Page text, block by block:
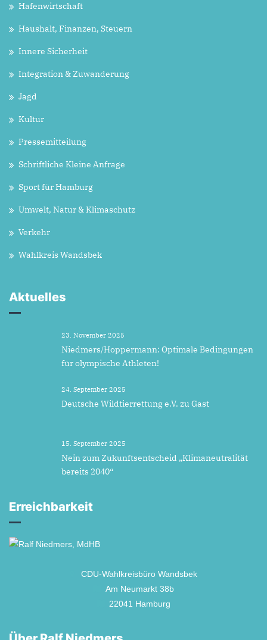
Hafenwirtschaft
Haushalt, Finanzen, Steuern
Innere Sicherheit
Integration & Zuwanderung
Jagd
Kultur
Pressemitteilung
Schriftliche Kleine Anfrage
Sport für Hamburg
Umwelt, Natur & Klimaschutz
Verkehr
Wahlkreis Wandsbek
Aktuelles
23. November 2025
Niedmers/Hoppermann: Optimale Bedingungen
für olympische Athleten!
24. September 2025
Deutsche Wildtierrettung e.V. zu Gast
15. September 2025
Nein zum Zukunftsentscheid „Klimaneutralität
bereits 2040“
Erreichbarkeit
CDU-Wahlkreisbüro Wandsbek
Am Neumarkt 38b
22041 Hamburg